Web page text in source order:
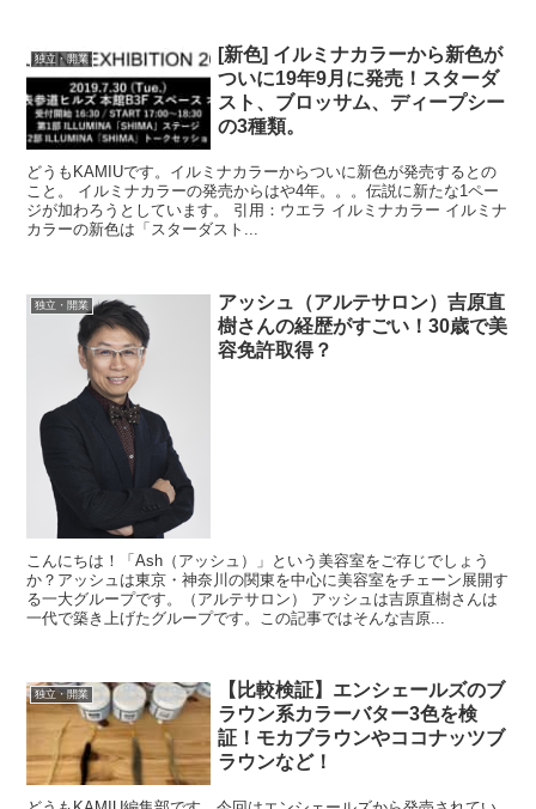
独立・開業
[新色] イルミナカラーから新色が
ついに19年9月に発売！スターダ
スト、ブロッサム、ディープシー
の3種類。
どうもKAMIUです。イルミナカラーからついに新色が発売するとの
こと。 イルミナカラーの発売からはや4年。。。伝説に新たな1ペー
ジが加わろうとしています。 引用：ウエラ イルミナカラー イルミナ
カラーの新色は「スターダスト...
独立・開業
アッシュ（アルテサロン）吉原直
樹さんの経歴がすごい！30歳で美
容免許取得？
こんにちは！「Ash（アッシュ）」という美容室をご存じでしょう
か？アッシュは東京・神奈川の関東を中心に美容室をチェーン展開す
る一大グループです。（アルテサロン） アッシュは吉原直樹さんは
一代で築き上げたグループです。この記事ではそんな吉原...
独立・開業
【比較検証】エンシェールズのブ
ラウン系カラーバター3色を検
証！モカブラウンやココナッツブ
ラウンなど！